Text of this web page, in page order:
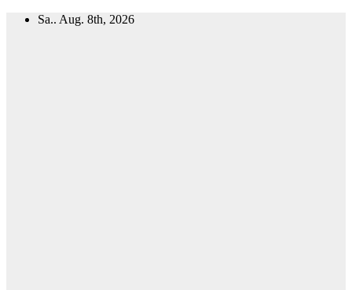
Zum
Sa.. Aug. 8th, 2026